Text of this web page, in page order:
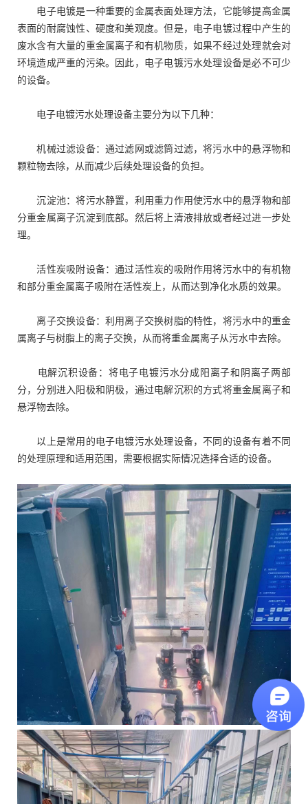
电子电镀是一种重要的金属表面处理方法，它能够提高金属
表面的耐腐蚀性、硬度和美观度。但是，电子电镀过程中产生的
废水含有大量的重金属离子和有机物质，如果不经过处理就会对
环境造成严重的污染。因此，电子电镀污水处理设备是必不可少
的设备。
电子电镀污水处理设备主要分为以下几种：
机械过滤设备：通过滤网或滤筒过滤，将污水中的悬浮物和
颗粒物去除，从而减少后续处理设备的负担。
沉淀池：将污水静置，利用重力作用使污水中的悬浮物和部
分重金属离子沉淀到底部。然后将上清液排放或者经过进一步处
理。
活性炭吸附设备：通过活性炭的吸附作用将污水中的有机物
和部分重金属离子吸附在活性炭上，从而达到净化水质的效果。
离子交换设备：利用离子交换树脂的特性，将污水中的重金
属离子与树脂上的离子交换，从而将重金属离子从污水中去除。
电解沉积设备：将电子电镀污水分成阳离子和阴离子两部
分，分别进入阳极和阴极，通过电解沉积的方式将重金属离子和
悬浮物去除。
以上是常用的电子电镀污水处理设备，不同的设备有着不同
的处理原理和适用范围，需要根据实际情况选择合适的设备。